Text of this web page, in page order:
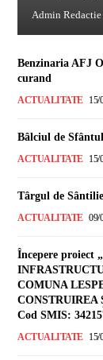
Admin Redactie
Benzinaria AFJ
curand
ACTUALITATE 15/
Bâlciul de
ACTUALITATE 15/
Târgul de
ACTUALITATE 09/
Începere proiect
COMUNA
CONSTRUIREA
Cod SMIS:
ACTUALITATE 15/